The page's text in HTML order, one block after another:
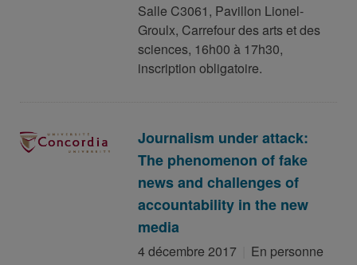
Salle C3061, Pavillon Lionel-
Groulx, Carrefour des arts et des
sciences, 16h00 à 17h30,
inscription obligatoire.
Journalism under attack:
The phenomenon of fake
news and challenges of
accountability in the new
media
4 décembre 2017
En personne